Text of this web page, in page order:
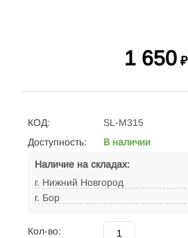
1 650 ₽
КОД:
SL-M315
Доступность:
В наличии
Наличие на складах:
г. Нижний Новгород
г. Бор
Кол-во: